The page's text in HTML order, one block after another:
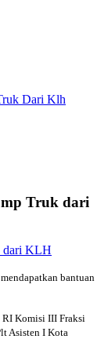
Dari Klh
Truk dari
bantuan
RI Komisi III Fraksi
Asisten I Kota